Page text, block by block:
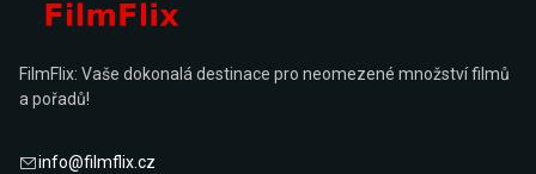
FilmFlix: Vaše dokonalá destinace pro neomezené množství filmů
a pořadů!
info@filmflix.cz